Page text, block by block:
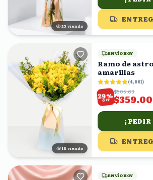
25 viendo
17 viendo
ENVÍO HOY
Ramo de
amarillas
(4,661)
29%
OFF
$505.63
$359.00
ENVÍO HOY